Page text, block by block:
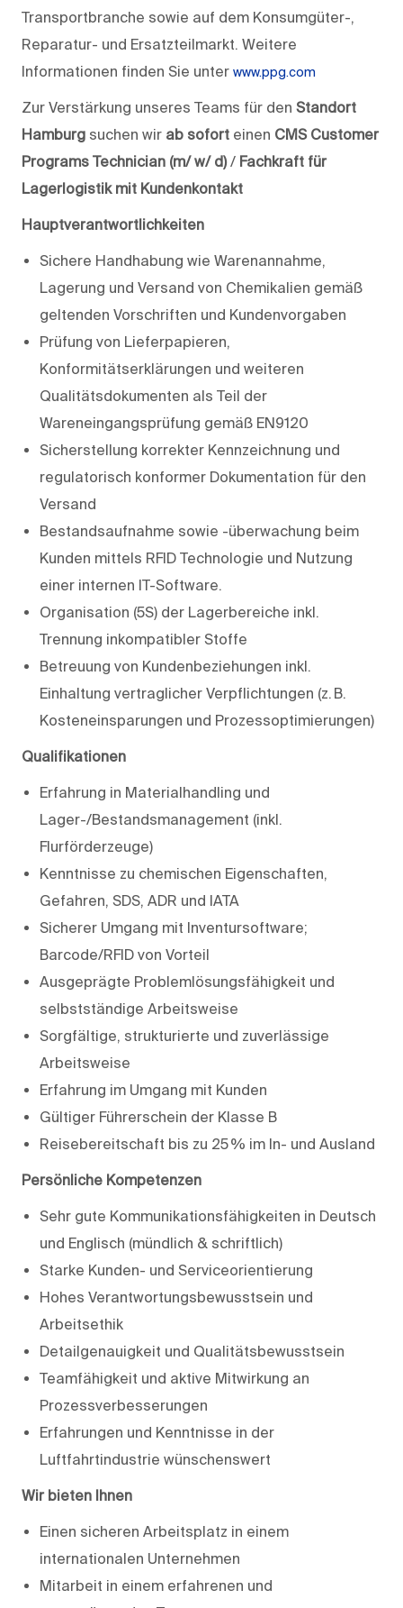
Transportbranche sowie auf dem Konsumgüter-,
Reparatur- und Ersatzteilmarkt. Weitere
Informationen finden Sie unter www.ppg.com
Zur Verstärkung unseres Teams für den Standort
Hamburg suchen wir ab sofort einen CMS Customer
Programs Technician (m/ w/ d)/ Fachkraft für
Lagerlogistik mit Kundenkontakt
Hauptverantwortlichkeiten
Sichere Handhabung wie Warenannahme,
Lagerung und Versand von Chemikalien gemäß
geltenden Vorschriften und Kundenvorgaben
Prüfung von Lieferpapieren,
Konformitätserklärungen und weiteren
Qualitätsdokumenten als Teil der
Wareneingangsprüfung gemäß EN9120
Sicherstellung korrekter Kennzeichnung und
regulatorisch konformer Dokumentation für den
Versand
Bestandsaufnahme sowie -überwachung beim
Kunden mittels RFID Technologie und Nutzung
einer internen IT-Software.
Organisation (5S) der Lagerbereiche inkl.
Trennung inkompatibler Stoffe
Betreuung von Kundenbeziehungen inkl.
Einhaltung vertraglicher Verpflichtungen (z. B.
Kosteneinsparungen und Prozessoptimierungen)
Qualifikationen
Erfahrung in Materialhandling und
Lager-/Bestandsmanagement (inkl.
Flurförderzeuge)
Kenntnisse zu chemischen Eigenschaften,
Gefahren, SDS, ADR und IATA
Sicherer Umgang mit Inventursoftware;
Barcode/RFID von Vorteil
Ausgeprägte Problemlösungsfähigkeit und
selbstständige Arbeitsweise
Sorgfältige, strukturierte und zuverlässige
Arbeitsweise
Erfahrung im Umgang mit Kunden
Gültiger Führerschein der Klasse B
Reisebereitschaft bis zu 25 % im In- und Ausland
Persönliche Kompetenzen
Sehr gute Kommunikationsfähigkeiten in Deutsch
und Englisch (mündlich & schriftlich)
Starke Kunden- und Serviceorientierung
Hohes Verantwortungsbewusstsein und
Arbeitsethik
Detailgenauigkeit und Qualitätsbewusstsein
Teamfähigkeit und aktive Mitwirkung an
Prozessverbesserungen
Erfahrungen und Kenntnisse in der
Luftfahrtindustrie wünschenswert
Wir bieten Ihnen
Einen sicheren Arbeitsplatz in einem
internationalen Unternehmen
Mitarbeit in einem erfahrenen und